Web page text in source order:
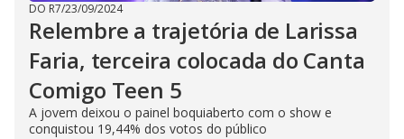
DO R7/23/09/2024
Relembre a trajetória de Larissa
Faria, terceira colocada do Canta
Comigo Teen 5
A jovem deixou o painel boquiaberto com o show e
conquistou 19,44% dos votos do público